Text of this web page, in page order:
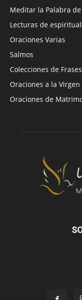
Meditar la Palabra de
Lecturas de
Oraciones Varias
Salmos
Colecciones de Frases
Oraciones a la
Oraciones de